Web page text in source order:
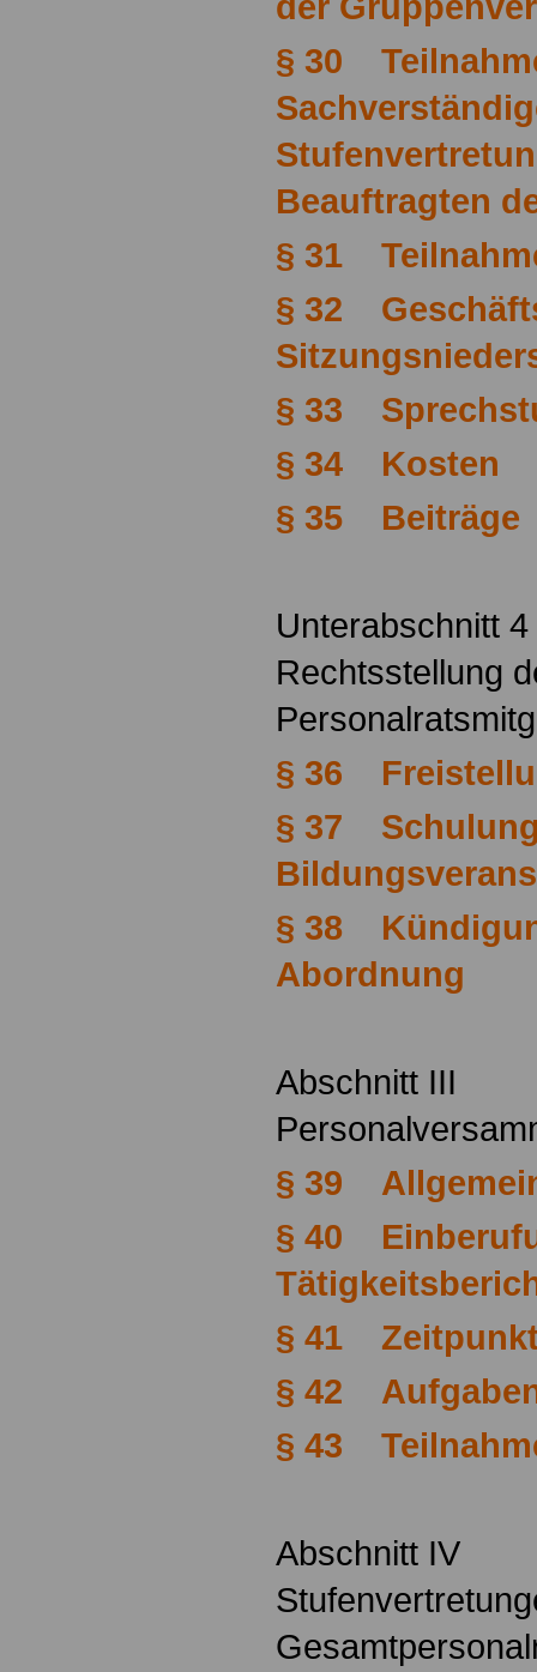
§ 30
Beauftragten
§ 31
§ 32
§ 33
§ 34 Kosten
§ 35 Beiträge
Unterabschnitt 4
Rechtsstellung
§ 36
§ 37
§ 38
Abordnung
Abschnitt III
§ 39
§ 40
§ 41
§ 42
§ 43
Abschnitt IV